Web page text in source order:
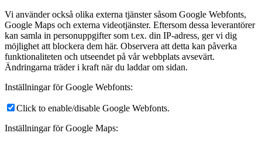
Vi använder också olika externa tjänster såsom Google Webfonts,
Google Maps och externa videotjänster. Eftersom dessa leverantörer
kan samla in personuppgifter som t.ex. din IP-adress, ger vi dig
möjlighet att blockera dem här. Observera att detta kan påverka
funktionaliteten och utseendet på vår webbplats avsevärt.
Ändringarna träder i kraft när du laddar om sidan.
Inställningar för Google Webfonts:
Click to enable/disable Google Webfonts.
Inställningar för Google Maps: